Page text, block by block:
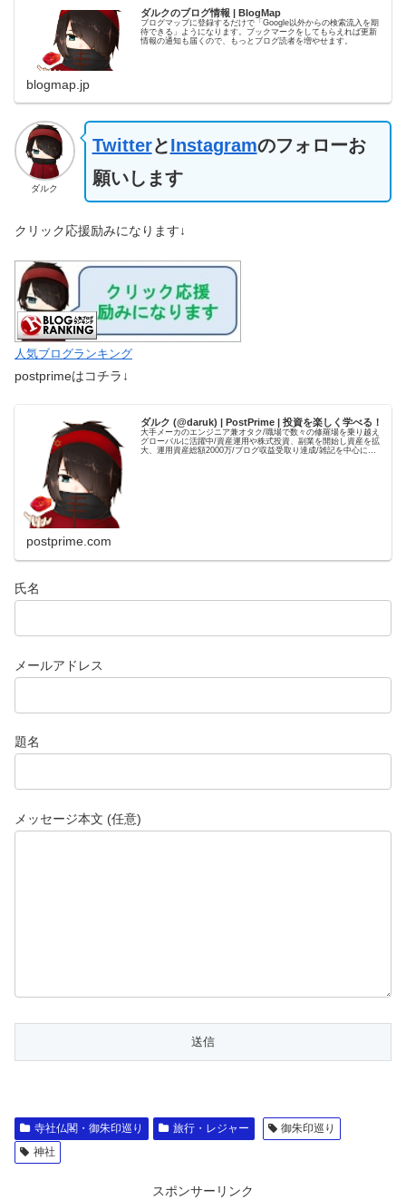
ダルクのブログ情報 | BlogMap
ブログマップに登録するだけで「Google以外からの検索流入を期
待できる」ようになります。ブックマークをしてもらえれば更新
情報の通知も届くので、もっとブログ読者を増やせます。
blogmap.jp
ダルク
TwitterとInstagramのフォローお
願いします
クリック応援励みになります↓
人気ブログランキング
postprimeはコチラ↓
ダルク (@daruk) | PostPrime | 投資を楽しく学べる！
大手メーカのエンジニア兼オタク/職場で数々の修羅場を乗り越え
グローバルに活躍中/資産運用や株式投資、副業を開始し資産を拡
大、運用資産総額2000万/ブログ収益受取り達成/雑記を中心に、
postprime.com
氏名
メールアドレス
題名
メッセージ本文 (任意)
寺社仏閣・御朱印巡り 旅行・レジャー
御朱印巡り
神社
スポンサーリンク